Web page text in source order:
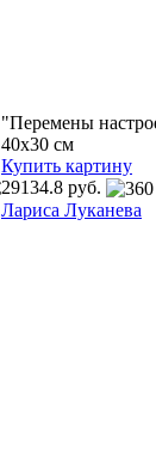
"Перемены
40x30 см
Купить картину
29134.8 руб.
Лариса Луканева